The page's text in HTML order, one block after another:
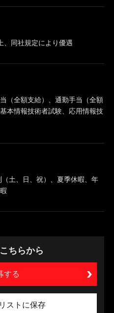
、同社規定により優遇
（全額支給）、通勤手当（全額
本情報技術者試験、応用情報技
土、日、祝）、夏季休暇、年
ちらから
する
ストに保存